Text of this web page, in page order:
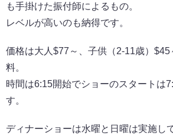
も手掛けた振付師によるもの。
レベルが高いのも納得です。
価格は大人$77～、子供（2-11歳）
料。
時間は6:15開始でショーのスタートは
す。
ディナーショーは水曜と日曜は実施し